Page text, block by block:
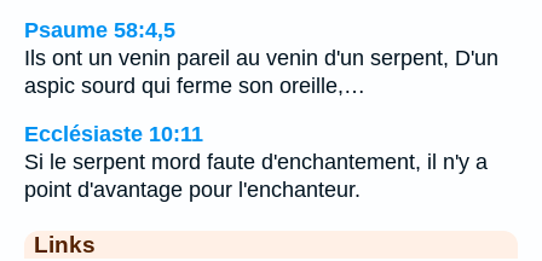
Psaume 58:4,5
Ils ont un venin pareil au venin d'un serpent, D'un
aspic sourd qui ferme son oreille,…
Ecclésiaste 10:11
Si le serpent mord faute d'enchantement, il n'y a
point d'avantage pour l'enchanteur.
Links